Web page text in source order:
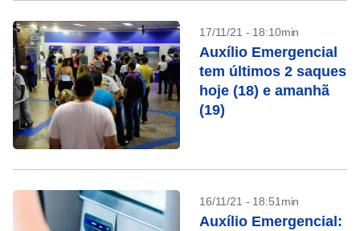
17/11/21 - 18:10min
Auxílio Emergencial
tem últimos 2 saques
hoje (18) e amanhã
(19)
16/11/21 - 18:51min
Auxílio Emergencial: